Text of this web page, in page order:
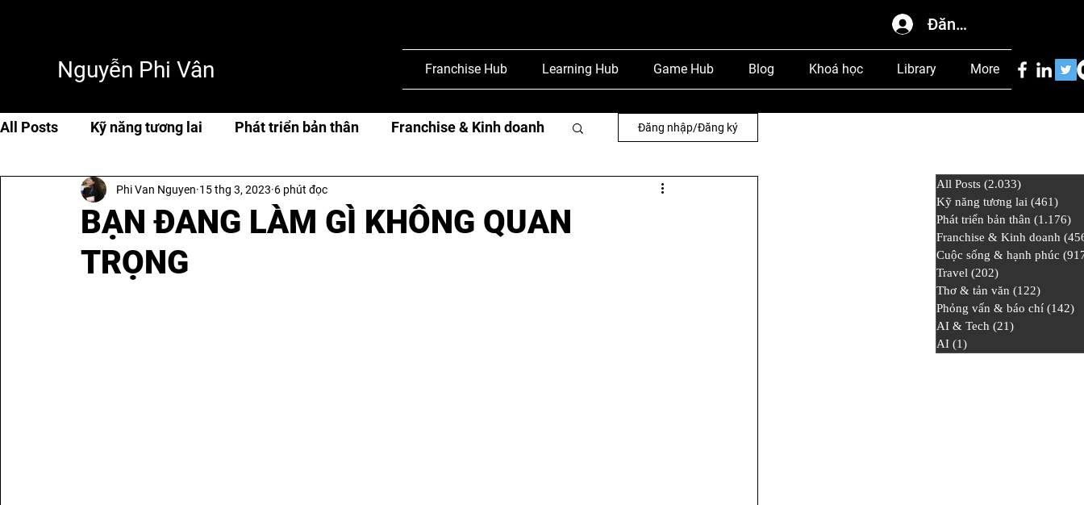
Đăng nhập
Nguyễn Phi Vân Franchise Hub Learning Hub Game Hub Blog Khoá học Library More
All Posts Kỹ năng tương lai Phát triển bản thân Franchise & Kinh doanh
Cuộc sống & hạnh phúc Travel Thơ & tản văn
AI & Tech AI
Đăng nhập/Đăng ký
BẠN ĐANG LÀM GÌ KHÔNG QUAN
TRỌNG
Phi Van Nguyen 15 thg 3, 2023 6 phút đọc All Posts (2.033)
Kỹ năng tương lai (461)
Phát triển bản thân (1.176)
Franchise & Kinh doanh
Cuộc sống & hạnh phúc
Travel (202)
Thơ & tản văn (122)
Phỏng vấn & báo chí (142)
AI & Tech (21)
AI (1)